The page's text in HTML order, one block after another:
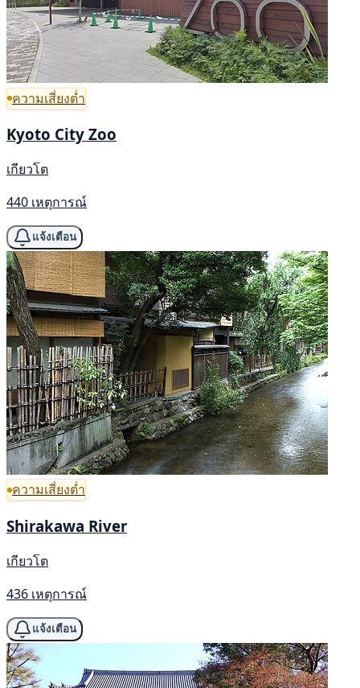
ความเสี่ยงต่ำ
Kyoto City Zoo
เกียวโต
440 เหตุการณ์
แจ้งเตือน
ความเสี่ยงต่ำ
Shirakawa River
เกียวโต
436 เหตุการณ์
แจ้งเตือน